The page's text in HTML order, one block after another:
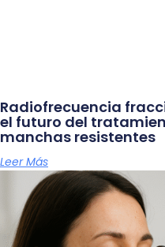
Radiofrecuencia
el futuro del
manchas resistentes
Leer Más